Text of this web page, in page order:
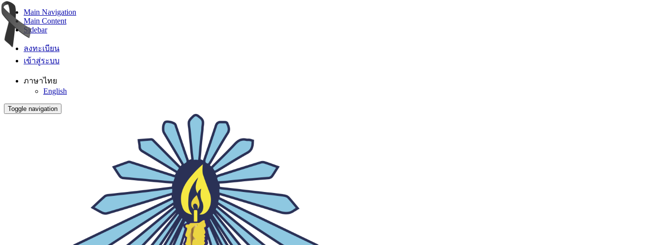
Main Navigation
Main Content
Sidebar
ลงทะเบียน
เข้าสู่ระบบ
ภาษาไทย
English
Toggle navigation